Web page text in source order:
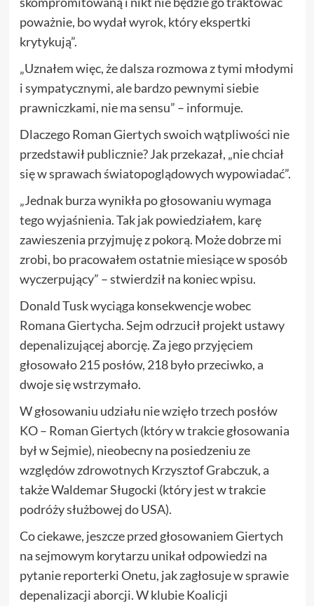
poważnie, bo wydał wyrok, który ekspertki
krytykują”.
„Uznałem więc, że dalsza rozmowa z tymi młodymi
i sympatycznymi, ale bardzo pewnymi siebie
prawniczkami, nie ma sensu” – informuje.
Dlaczego Roman Giertych swoich wątpliwości nie
przedstawił publicznie? Jak przekazał, „nie chciał
się w sprawach światopoglądowych wypowiadać”.
„Jednak burza wynikła po głosowaniu wymaga
tego wyjaśnienia. Tak jak powiedziałem, karę
zawieszenia przyjmuję z pokorą. Może dobrze mi
zrobi, bo pracowałem ostatnie miesiące w sposób
wyczerpujący” – stwierdził na koniec wpisu.
Donald Tusk wyciąga konsekwencje wobec
Romana Giertycha. Sejm odrzucił projekt ustawy
depenalizującej aborcję. Za jego przyjęciem
głosowało 215 posłów, 218 było przeciwko, a
dwoje się wstrzymało.
W głosowaniu udziału nie wzięło trzech posłów
KO – Roman Giertych (który w trakcie głosowania
był w Sejmie), nieobecny na posiedzeniu ze
względów zdrowotnych Krzysztof Grabczuk, a
także Waldemar Sługocki (który jest w trakcie
podróży służbowej do USA).
Co ciekawe, jeszcze przed głosowaniem Giertych
na sejmowym korytarzu unikał odpowiedzi na
pytanie reporterki Onetu, jak zagłosuje w sprawie
depenalizacji aborcji. W klubie Koalicji